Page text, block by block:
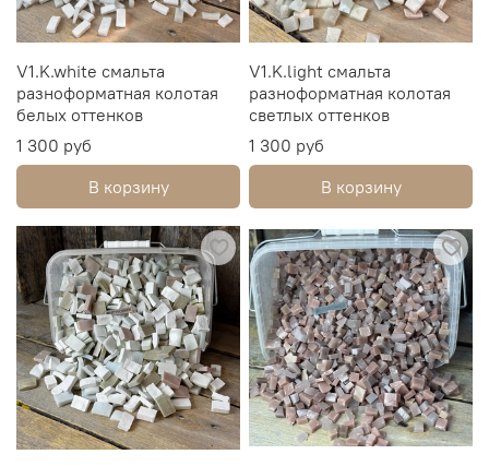
V1.K.white смальта
разноформатная колотая
белых оттенков
1 300 руб
В корзину
V1.K.light смальта
разноформатная колотая
светлых оттенков
1 300 руб
В корзину